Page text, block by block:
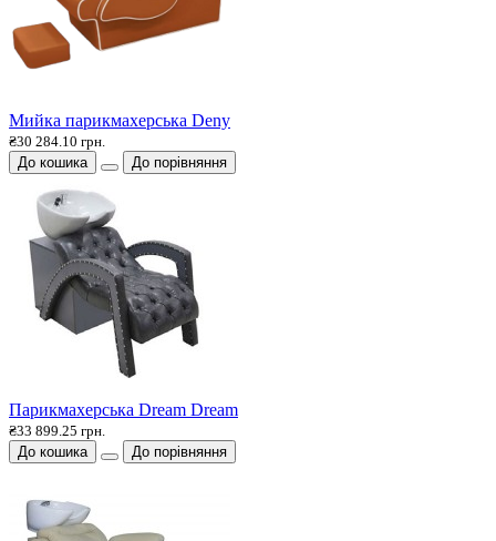
Мийка парикмахерська Deny
₴30 284.10 грн.
До кошика
До порівняння
Парикмахерська Dream Dream
₴33 899.25 грн.
До кошика
До порівняння